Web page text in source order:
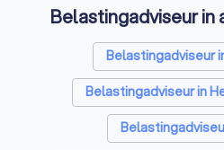
Belastingadviseur in
Belastingadviseur
Belastingadviseur in